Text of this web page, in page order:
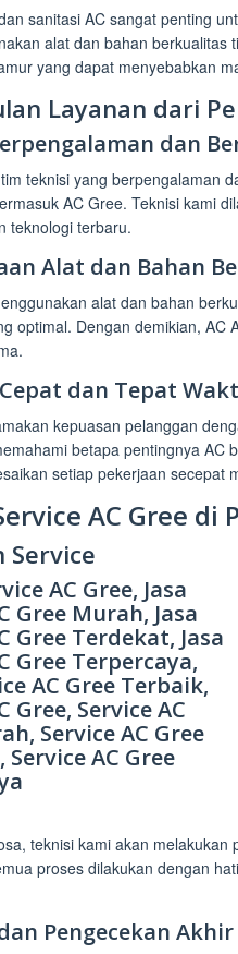
sanitasi AC sangat penting
alat dan bahan
yang dapat menyebabkan
Layanan dari
dan
teknisi yang berpengalaman
AC Gree. Teknisi kami
teknologi terbaru.
Alat dan Bahan
alat dan bahan
optimal. Dengan demikian, AC
dan Tepat
kepuasan pelanggan
betapa pentingnya AC
setiap pekerjaan secepat
AC Gree
Service
teknisi kami akan
proses dilakukan dengan
Pengecekan Akhir